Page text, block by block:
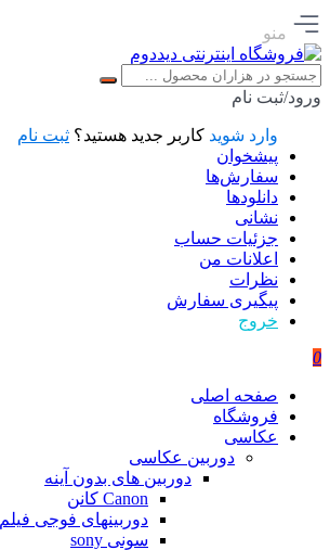
منو
ورود/ثبت نام
وارد شوید کاربر جدید هستید؟ ثبت نام
پیشخوان
سفارش‌ها
دانلودها
نشانی
جزئیات حساب
اعلانات من
نظرات
پیگیری سفارش
خروج
0
صفحه اصلی
فروشگاه
عکاسی
دوربین عکاسی
دوربین های بدون آینه
Canon کانن
دوربینهای فوجی فیلم
سونی sony